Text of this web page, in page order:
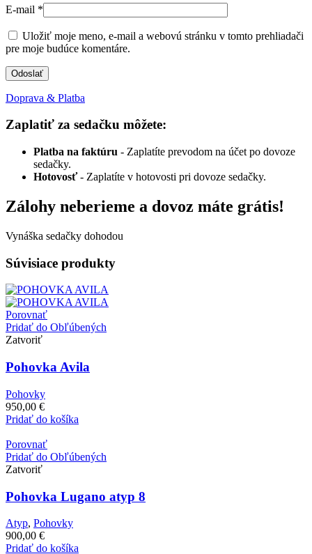
E-mail *
Uložiť moje meno, e-mail a webovú stránku v tomto prehliadači
pre moje budúce komentáre.
Doprava & Platba
Zaplatiť za sedačku môžete:
Platba na faktúru - Zaplatíte prevodom na účet po dovoze
sedačky.
Hotovosť- Zaplatíte v hotovosti pri dovoze sedačky.
Zálohy neberieme a dovoz máte grátis!
Vynáška sedačky dohodou
Súvisiace produkty
Porovnať
Pridať do Obľúbených
Zatvoriť
Pohovka Avila
Pohovky
950,00 €
Pridať do košíka
Porovnať
Pridať do Obľúbených
Zatvoriť
Pohovka Lugano atyp 8
Atyp, Pohovky
900,00 €
Pridať do košíka